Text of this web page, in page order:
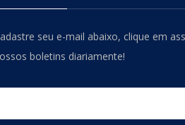
seu e-mail abaixo, clique em
boletins diariamente!